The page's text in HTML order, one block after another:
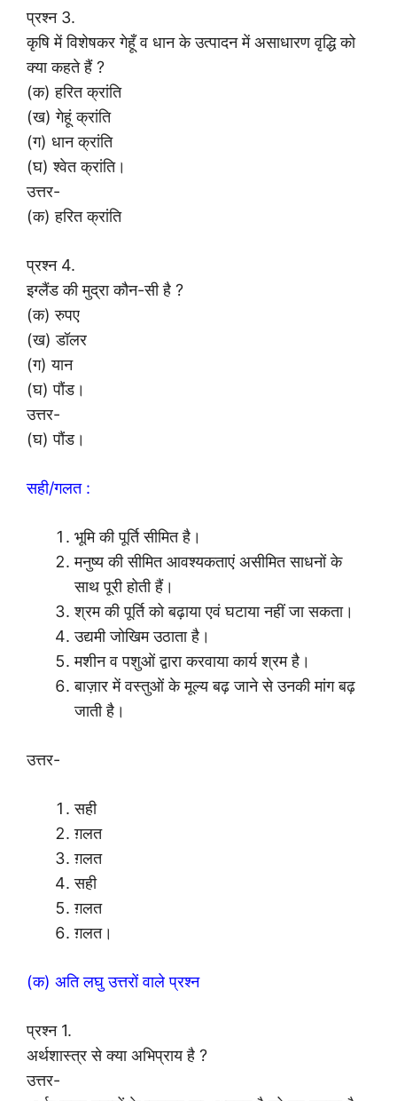
प्रश्न 3.
कृषि में विशेषकर गेहूँ व धान के उत्पादन में असाधारण वृद्धि को
क्या कहते हैं ?
(क) हरित क्रांति
(ख) गेहूं क्रांति
(ग) धान क्रांति
(घ) श्वेत क्रांति।
उत्तर-
(क) हरित क्रांति
प्रश्न 4.
इग्लैंड की मुद्रा कौन-सी है ?
(क) रुपए
(ख) डॉलर
(ग) यान
(घ) पौंड।
उत्तर-
(घ) पौंड।
सही/गलत :
भूमि की पूर्ति सीमित है।
मनुष्य की सीमित आवश्यकताएं असीमित साधनों के
साथ पूरी होती हैं।
श्रम की पूर्ति को बढ़ाया एवं घटाया नहीं जा सकता।
उद्यमी जोखिम उठाता है।
मशीन व पशुओं द्वारा करवाया कार्य श्रम है।
बाज़ार में वस्तुओं के मूल्य बढ़ जाने से उनकी मांग बढ़
जाती है।
उत्तर-
सही
ग़लत
ग़लत
सही
ग़लत
ग़लत।
(क) अति लघु उत्तरों वाले प्रश्न
प्रश्न 1.
अर्थशास्त्र से क्या अभिप्राय है ?
उत्तर-